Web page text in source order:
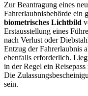
Zur Beantragung eines
Fahrerlaubnisbehörde ein
biometrisches Lichtbild
Erstausstellung eines
nach Verlust oder
Entzug der Fahrerlaubnis
ebenfalls erforderlich.
in der Regel ein
Die
sein.